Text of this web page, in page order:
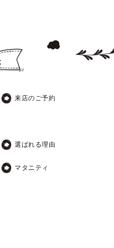
来店のご予約
選ばれる理由
マタニティ